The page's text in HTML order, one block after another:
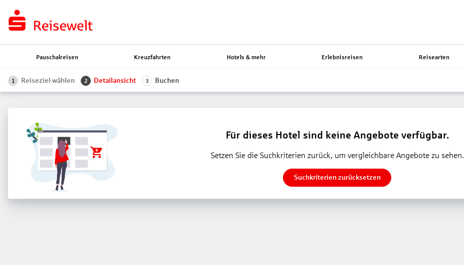
Pauschalreisen Kreuzfahrten Hotels & mehr Erlebnisreisen Reisearten
1 Reiseziel wählen 2 Detailansicht 3 Buchen
Für dieses Hotel sind keine Angebote verfügbar.
Setzen Sie die Suchkriterien zurück, um vergleichbare Angebote zu sehen.
Suchkriterien zurücksetzen